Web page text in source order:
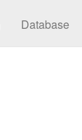
Database